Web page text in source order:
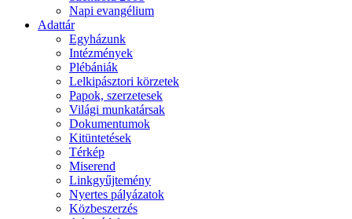
Napi evangélium
Adattár
Egyházunk
Intézmények
Plébániák
Lelkipásztori körzetek
Papok, szerzetesek
Világi munkatársak
Dokumentumok
Kitüntetések
Térkép
Miserend
Linkgyűjtemény
Nyertes pályázatok
Közbeszerzés